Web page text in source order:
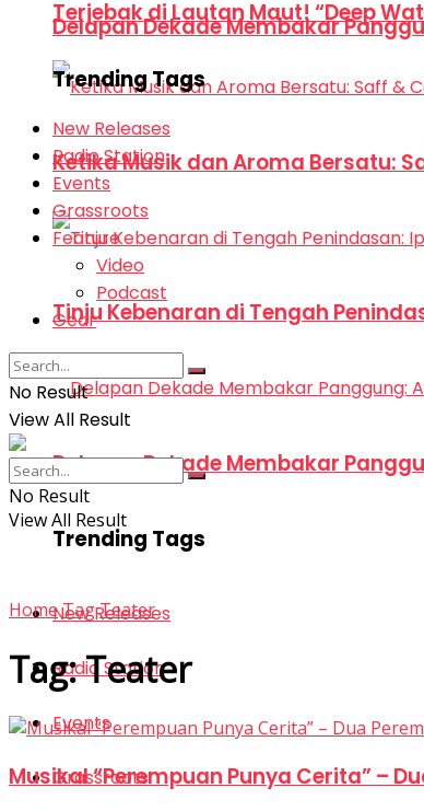
Terjebak di Lautan Maut! “Deep
Ketika Musik dan Aroma Bersatu:
Tinju Kebenaran di Tengah
Delapan Dekade Membakar
Trending Tags
New Releases
Radio Station
Events
Grassroots
Delapan Dekade Membakar
Trending Tags
New Releases
Radio Station
Events
Grassroots
Feature
Video
Podcast
Gear
No Result
View All Result
No Result
View All Result
HomeTagTeater
Tag:Teater
Musikal “Perempuan Punya Cerita” –